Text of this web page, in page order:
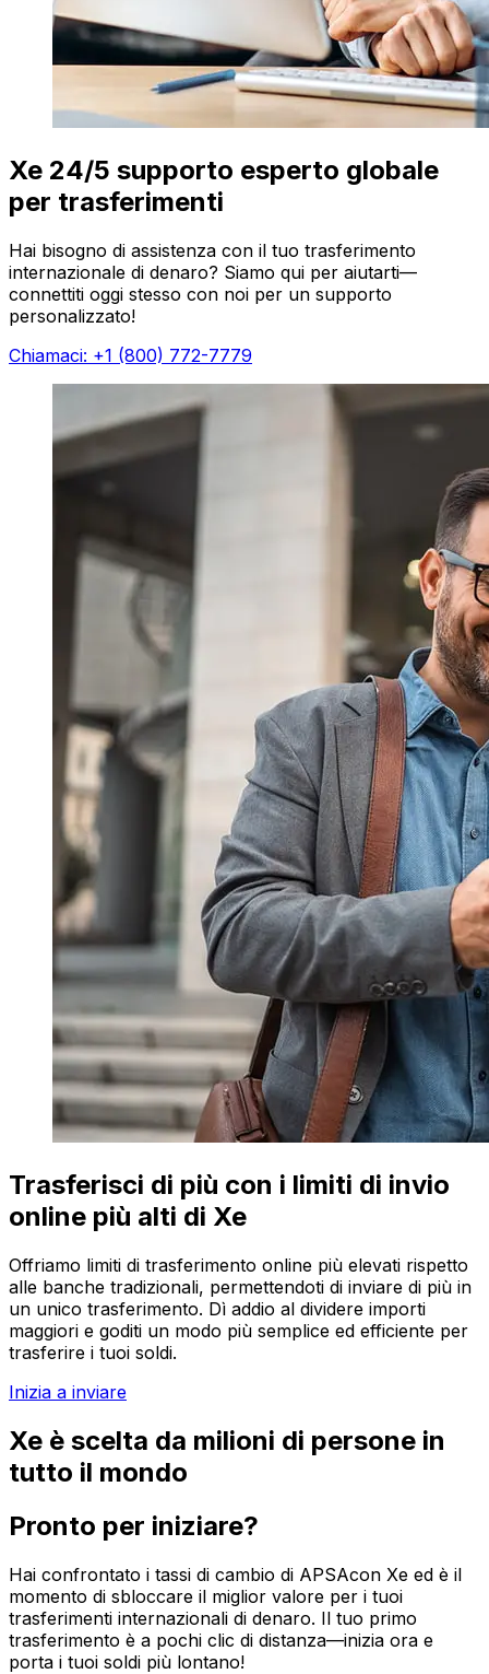
Xe 24/5 supporto esperto globale
per trasferimenti
Hai bisogno di assistenza con il tuo trasferimento
internazionale di denaro? Siamo qui per aiutarti—
connettiti oggi stesso con noi per un supporto
personalizzato!
Chiamaci: +1 (800) 772-7779
Trasferisci di più con i limiti di invio
online più alti di Xe
Offriamo limiti di trasferimento online più elevati rispetto
alle banche tradizionali, permettendoti di inviare di più in
un unico trasferimento. Dì addio al dividere importi
maggiori e goditi un modo più semplice ed efficiente per
trasferire i tuoi soldi.
Inizia a inviare
Xe è scelta da milioni di persone in
tutto il mondo
Pronto per iniziare?
Hai confrontato i tassi di cambio di APSAcon Xe ed è il
momento di sbloccare il miglior valore per i tuoi
trasferimenti internazionali di denaro. Il tuo primo
trasferimento è a pochi clic di distanza—inizia ora e
porta i tuoi soldi più lontano!